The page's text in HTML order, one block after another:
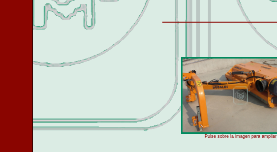
Pulse sobre la imagen para ampliar